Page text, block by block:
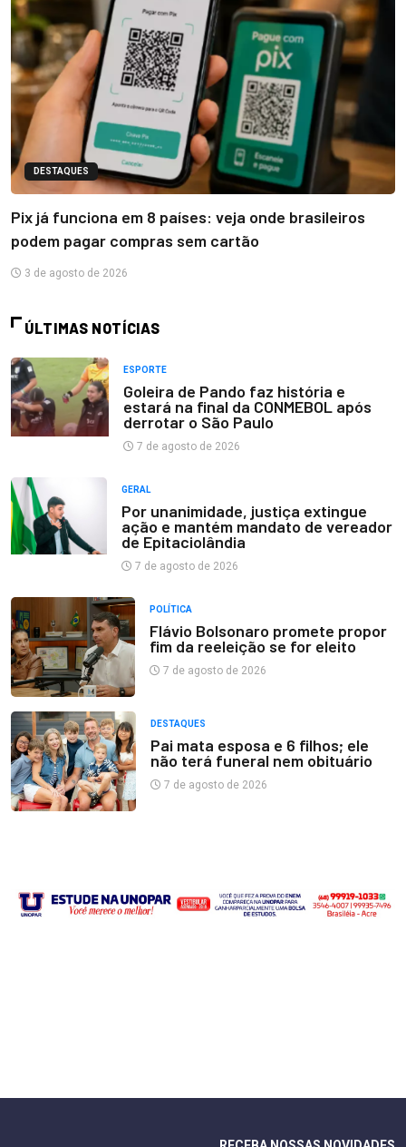
DESTAQUES
Pix já funciona em 8 países: veja onde brasileiros
podem pagar compras sem cartão
3 de agosto de 2026
ÚLTIMAS NOTÍCIAS
ESPORTE
Goleira de Pando faz história e
estará na final da CONMEBOL após
derrotar o São Paulo
7 de agosto de 2026
GERAL
Por unanimidade, justiça extingue
ação e mantém mandato de vereador
de Epitaciolândia
7 de agosto de 2026
POLÍTICA
Flávio Bolsonaro promete propor
fim da reeleição se for eleito
7 de agosto de 2026
DESTAQUES
Pai mata esposa e 6 filhos; ele
não terá funeral nem obituário
7 de agosto de 2026